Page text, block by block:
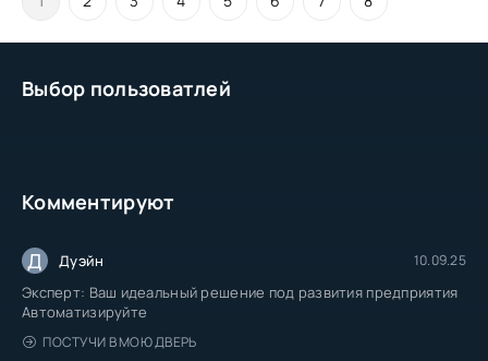
Выбор пользоватлей
Комментируют
Д Дуэйн 10.09.25
Эксперт: Ваш идеальный решение под развития предприятия
Автоматизируйте
ПОСТУЧИ В МОЮ ДВЕРЬ